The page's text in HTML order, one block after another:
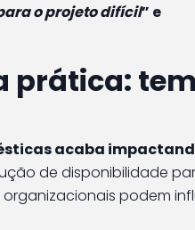
o projeto difícil” e
prática:
acaba
de disponibilidade
podem